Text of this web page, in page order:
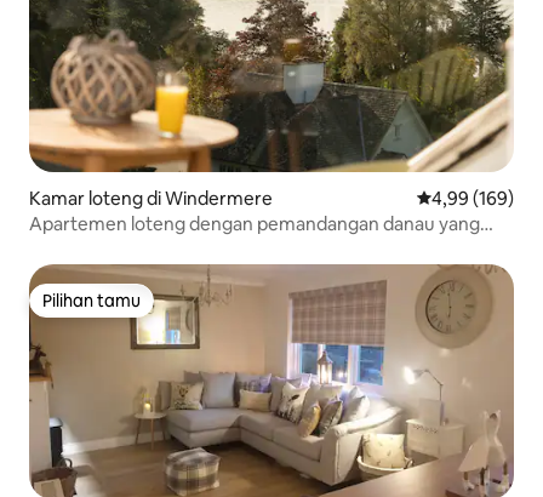
Kamar loteng di Windermere Nilai rata-rata
4,99 (169)
Apartemen loteng dengan pemandangan danau yang
Pilihan tamu
Pilihan tamu